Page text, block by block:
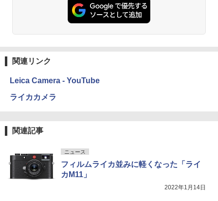
関連リンク
Leica Camera - YouTube
ライカカメラ
関連記事
ニュース
フィルムライカ並みに軽くなった「ライ
カM11」
2022年1月14日